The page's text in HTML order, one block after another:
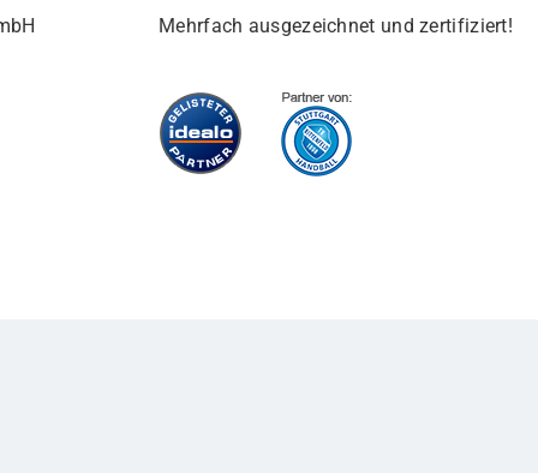
Mehrfach ausgezeichnet und zertifiziert!